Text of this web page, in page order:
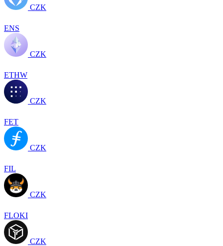
CZK
ENS
CZK
ETHW
CZK
FET
CZK
FIL
CZK
FLOKI
CZK